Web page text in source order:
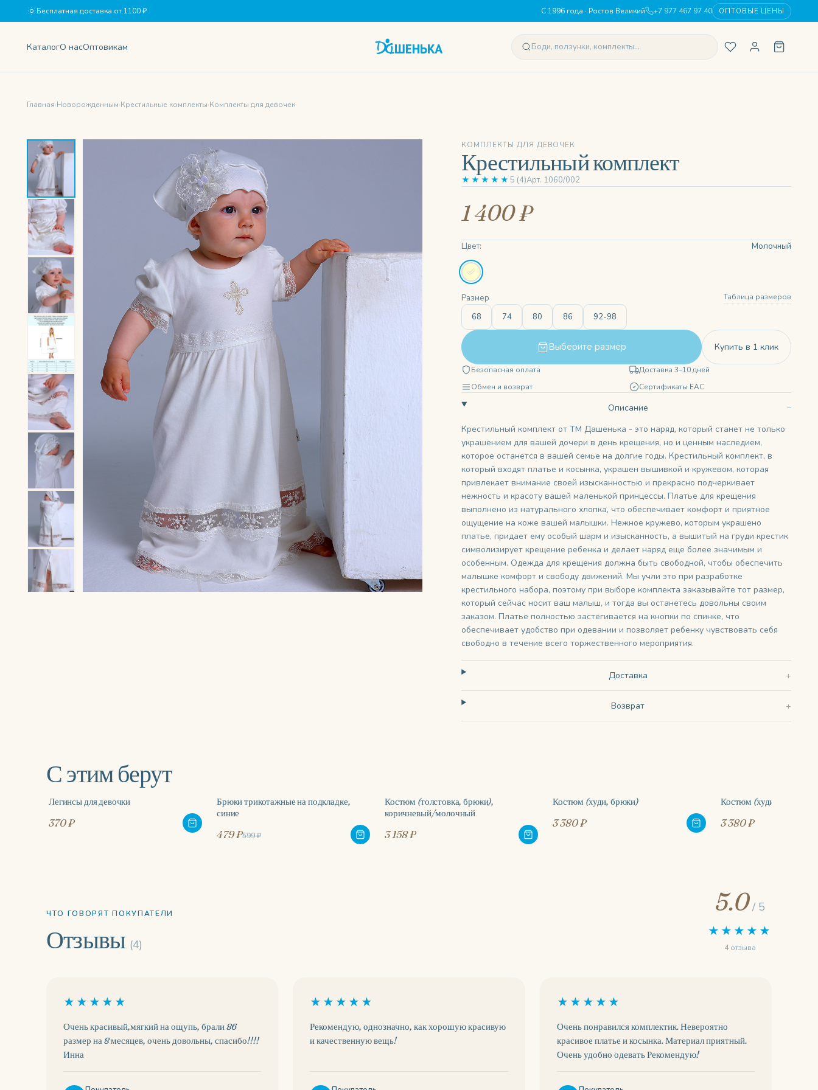
Бесплатная доставка от 1100 ₽ С 1996 года · Ростов Великий +7 977 467 97 40 ОПТОВЫЕ ЦЕНЫ
КаталогО насОптовикам
Главная›Новорожденным›Крестильные комплекты›Комплекты для девочек
КОМПЛЕКТЫ ДЛЯ ДЕВОЧЕК
Крестильный комплект
★★★★★ 5 (4)Арт. 1060/002
1 400 ₽
Цвет: Молочный
Размер Таблица размеров
68 74 80 86 92-98
Выберите размер Купить в 1 клик
Безопасная оплата
Доставка 3–10 дней
Обмен и возврат
Сертификаты ЕАС
Описание
Крестильный комплект от ТМ Дашенька - это наряд, который станет не только
украшением для вашей дочери в день крещения, но и ценным наследием,
которое останется в вашей семье на долгие годы. Крестильный комплект, в
который входят платье и косынка, украшен вышивкой и кружевом, которая
привлекает внимание своей изысканностью и прекрасно подчеркивает
нежность и красоту вашей маленькой принцессы. Платье для крещения
выполнено из натурального хлопка, что обеспечивает комфорт и приятное
ощущение на коже вашей малышки. Нежное кружево, которым украшено
платье, придает ему особый шарм и изысканность, а вышитый на груди крестик
символизирует крещение ребенка и делает наряд еще более значимым и
особенным. Одежда для крещения должна быть свободной, чтобы обеспечить
малышке комфорт и свободу движений. Мы учли это при разработке
крестильного набора, поэтому при выборе комплекта заказывайте тот размер,
который сейчас носит ваш малыш, и тогда вы останетесь довольны своим
заказом. Платье полностью застегивается на кнопки по спинке, что
обеспечивает удобство при одевании и позволяет ребенку чувствовать себя
свободно в течение всего торжественного мероприятия.
Доставка
Возврат
С этим берут
Легинсы для девочки
370 ₽
-20%
Брюки трикотажные на подкладке,
синие
479 ₽599 ₽
Костюм (толстовка, брюки),
коричневый/молочный
3 158 ₽
Костюм (худи, брюки)
3 380 ₽
Костюм (худи, брюки)
3 380 ₽
ЧТО ГОВОРЯТ ПОКУПАТЕЛИ
Отзывы (4)
5.0/ 5
★★★★★
4 отзыва
★★★★★
Очень красивый,мягкий на ощупь, брали 86
размер на 8 месяцев, очень довольны, спасибо!!!!
Инна
★★★★★
Рекомендую, однозначно, как хорошую красивую
и качественную вещь!
★★★★★
Очень понравился комплектик. Невероятно
красивое платье и косынка. Материал приятный.
Очень удобно одевать Рекомендую!